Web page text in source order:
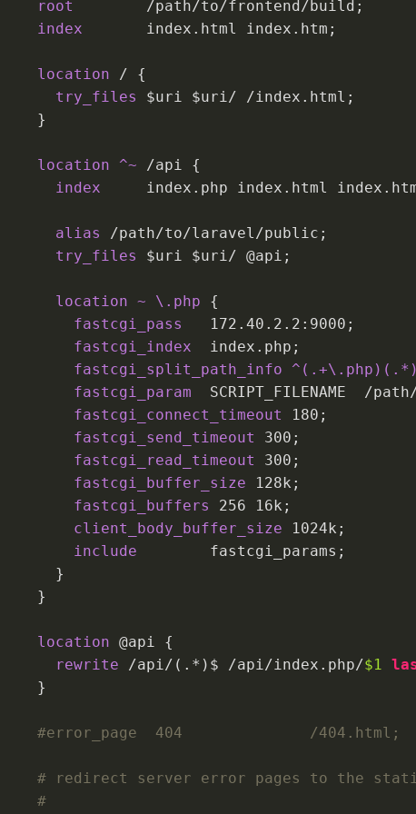
root
	/path/to/frontend/build;
index
	index.html index.htm;
location / {
try_files
$uri $uri/ /index.html;
    }
location ^~ /api {
index
index.php index.html
alias
/path/to/laravel/public;
try_files
$uri $uri/ @api;
location ~ \.php {
fastcgi_pass
172.40.2.2:9000 ;
fastcgi_index
  index.php;
fastcgi_split_path_info
fastcgi_param
SCRIPT_FILENAME  /
fastcgi_connect_timeout
180 ;
fastcgi_send_timeout
300 ;
fastcgi_read_timeout
300 ;
fastcgi_buffer_size
128k ;
fastcgi_buffers
256 16k ;
client_body_buffer_size
1024k ;
include
        fastcgi_params;
      }
    }
location @api {
rewrite /api/(.*)$ /api/index.php/$1
    }
#error_page  404              /404.html;
# redirect server error pages to the
#